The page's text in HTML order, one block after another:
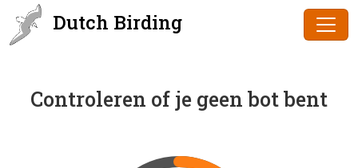
Dutch Birding
Controleren of je geen bot bent